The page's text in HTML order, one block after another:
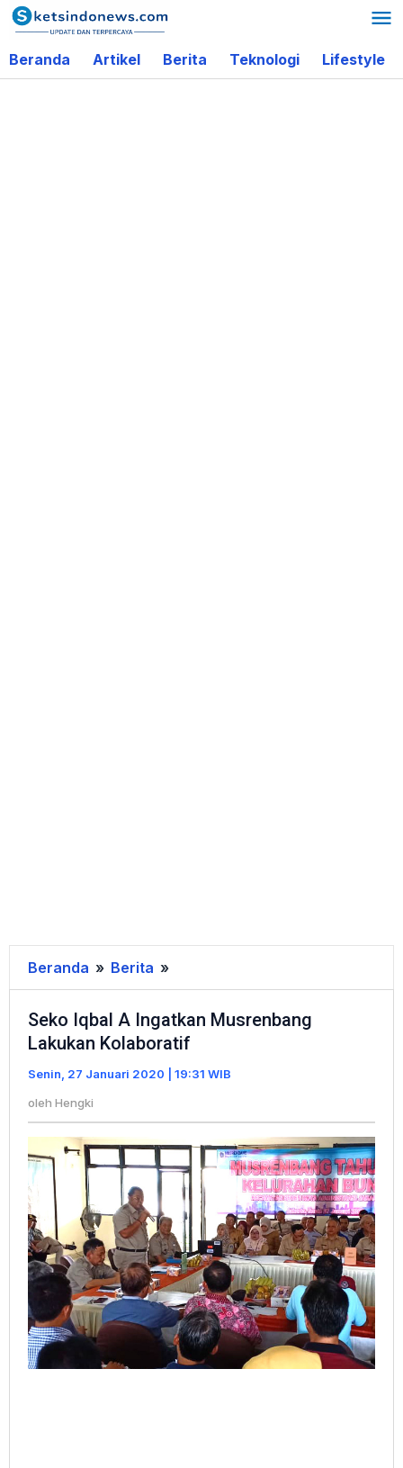
Lewati
ke
konten
Beranda Artikel Berita Teknologi Lifestyle
Beranda » Berita »
Iqbal
A
Ingatkan
Musrenbang
Kolaboratif
Seko Iqbal A Ingatkan Musrenbang
Lakukan Kolaboratif
Senin, 27 Januari 2020 | 19:31 WIB
oleh Hengki